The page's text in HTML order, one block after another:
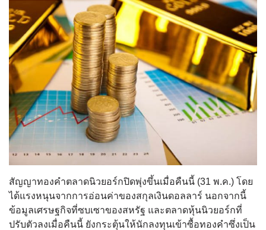
สัญญาทองคำตลาดนิวยอร์กปิดพุ่งขึ้นเมื่อคืนนี้ (31 พ.ค.) โดย
ได้แรงหนุนจากการอ่อนค่าของสกุลเงินดอลลาร์ นอกจากนี้
ข้อมูลเศรษฐกิจที่ซบเซาของสหรัฐ และตลาดหุ้นนิวยอร์กที่
ปรับตัวลงเมื่อคืนนี้ ยังกระตุ้นให้นักลงทุนเข้าซื้อทองคำซึ่งเป็น